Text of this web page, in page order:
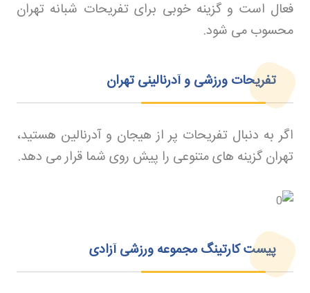
فعال است و گزینه خوبی برای تفریحات شبانه تهران
محسوب می شود.
تفریحات ورزشی و آدرنالینی تهران
اگر به دنبال تفریحات پر از هیجان و آدرنالین هستید،
تهران گزینه های متنوعی را پیش روی شما قرار می دهد.
پیست کارتینگ مجموعه ورزشی آزادی